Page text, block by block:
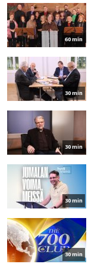
60 min
30 min
30 min
30 min
30 min